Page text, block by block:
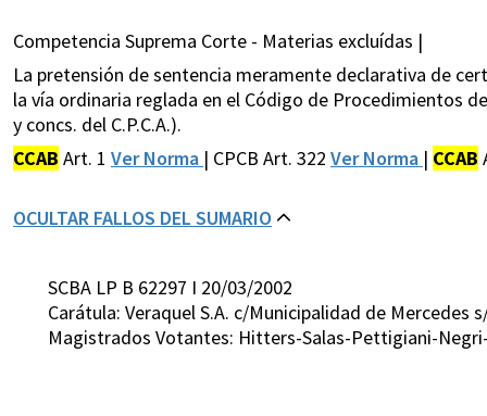
Competencia Suprema Corte - Materias excluídas |
La pretensión de sentencia meramente declarativa de
la vía ordinaria reglada en el Código de Procedimientos
y concs. del C.P.C.A.).
CCAB Art. 1 Ver Norma | CPCB Art. 322 Ver Norma | CCAB
OCULTAR FALLOS DEL SUMARIO
SCBA LP B 62297 I 20/03/2002
Carátula: Veraquel S.A. c/Municipalidad de
Magistrados Votantes: Hitters-Salas-Pettigiani-